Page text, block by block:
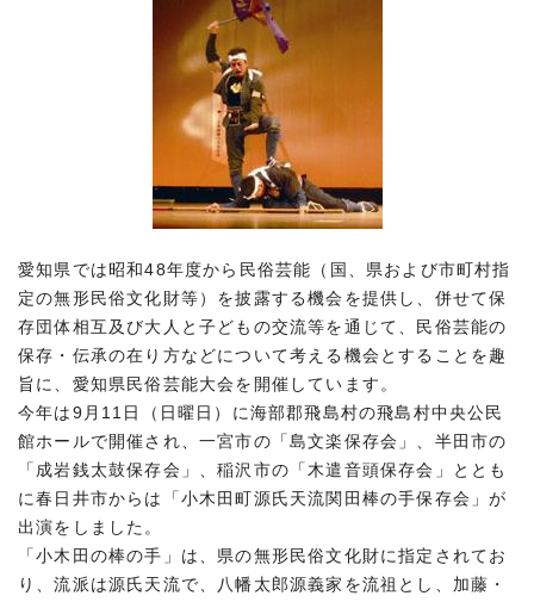
愛知県では昭和48年度から民俗芸能（国、県および市町村指
定の無形民俗文化財等）を披露する機会を提供し、併せて保
存団体相互及び大人と子どもの交流等を通じて、民俗芸能の
保存・伝承の在り方などについて考える機会とすることを趣
旨に、愛知県民俗芸能大会を開催しています。
今年は9月11日（日曜日）に海部郡飛島村の飛島村中央公民
館ホールで開催され、一宮市の「島文楽保存会」、半田市の
「成岩銭太鼓保存会」、稲沢市の「木遣音頭保存会」ととも
に春日井市からは「小木田町源氏天流関田棒の手保存会」が
出演をしました。
「小木田の棒の手」は、県の無形民俗文化財に指定されてお
り、流派は源氏天流で、八幡太郎源義家を流祖とし、加藤・